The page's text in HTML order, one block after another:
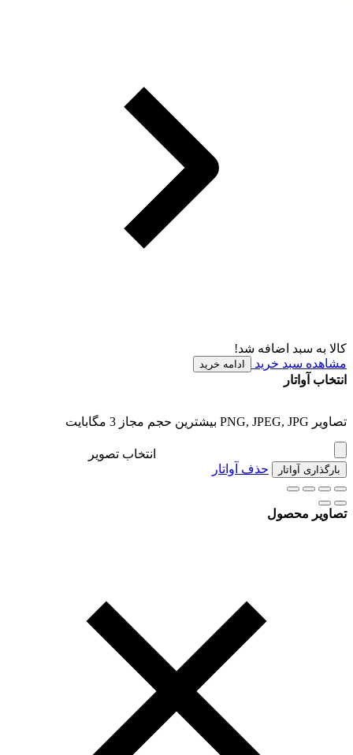
کالا به سبد اضافه شد!
مشاهده سبد خرید
ادامه خرید
انتخاب آواتار
تصاویر PNG, JPEG, JPG بیشترین حجم مجاز 3 مگابایت
انتخاب تصویر
بارگذاری آواتار حذف آواتار
تصاویر محصول